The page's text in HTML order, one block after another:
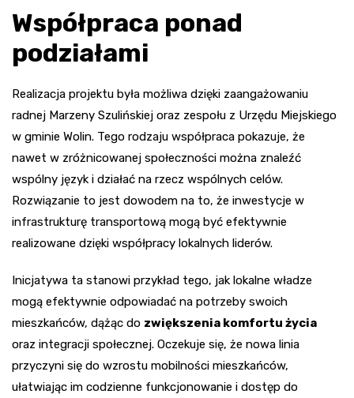
Współpraca ponad
podziałami
Realizacja projektu była możliwa dzięki zaangażowaniu
radnej Marzeny Szulińskiej oraz zespołu z Urzędu Miejskiego
w gminie Wolin. Tego rodzaju współpraca pokazuje, że
nawet w zróżnicowanej społeczności można znaleźć
wspólny język i działać na rzecz wspólnych celów.
Rozwiązanie to jest dowodem na to, że inwestycje w
infrastrukturę transportową mogą być efektywnie
realizowane dzięki współpracy lokalnych liderów.
Inicjatywa ta stanowi przykład tego, jak lokalne władze
mogą efektywnie odpowiadać na potrzeby swoich
mieszkańców, dążąc do zwiększenia komfortu życia
oraz integracji społecznej. Oczekuje się, że nowa linia
przyczyni się do wzrostu mobilności mieszkańców,
ułatwiając im codzienne funkcjonowanie i dostęp do